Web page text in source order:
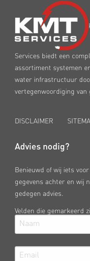
Services biedt een
assortiment systemen
water infrastructuur
vertegenwoordiging van
DISCLAIMER
Advies nodig?
Benieuwd of wij iets
gegevens achter en wij
gedegen advies.
Velden die gemarkeerd